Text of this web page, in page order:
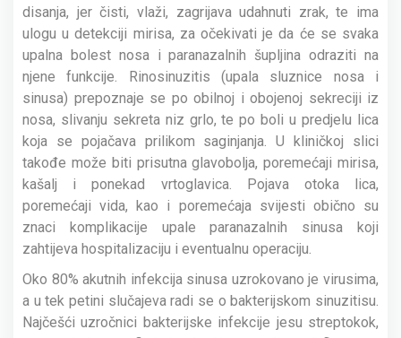
disanja, jer čisti, vlaži, zagrijava udahnuti zrak, te ima
ulogu u detekciji mirisa, za očekivati je da će se svaka
upalna bolest nosa i paranazalnih šupljina odraziti na
njene funkcije. Rinosinuzitis (upala sluznice nosa i
sinusa) prepoznaje se po obilnoj i obojenoj sekreciji iz
nosa, slivanju sekreta niz grlo, te po boli u predjelu lica
koja se pojačava prilikom saginjanja. U kliničkoj slici
takođe može biti prisutna glavobolja, poremećaji mirisa,
kašalj i ponekad vrtoglavica. Pojava otoka lica,
poremećaji vida, kao i poremećaja svijesti obično su
znaci komplikacije upale paranazalnih sinusa koji
zahtijeva hospitalizaciju i eventualnu operaciju.
Oko 80% akutnih infekcija sinusa uzrokovano je virusima,
a u tek petini slučajeva radi se o bakterijskom sinuzitisu.
Najčešći uzročnici bakterijske infekcije jesu streptokok,